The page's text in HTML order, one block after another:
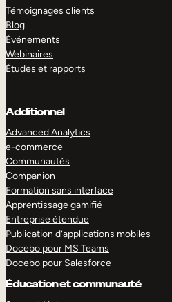
Témoignages clients
Blog
Événements
Webinaires
Études et rapports
Additionnel
Advanced Analytics
e-commerce
Communautés
Companion
Formation sans interface
Apprentissage gamifié
Entreprise étendue
Publication d’applications mobiles
Docebo pour MS Teams
Docebo pour Salesforce
Éducation et communauté